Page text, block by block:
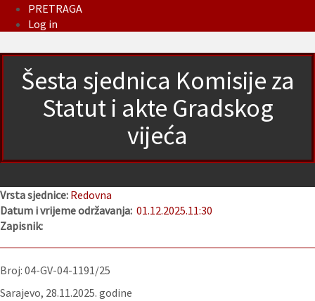
PRETRAGA
Log in
Šesta sjednica Komisije za
Statut i akte Gradskog
vijeća
Vrsta sjednice: Redovna
Datum i vrijeme održavanja: 01.12.2025.11:30
Zapisnik:
Broj: 04-GV-04-1191/25
Sarajevo, 28.11.2025. godine